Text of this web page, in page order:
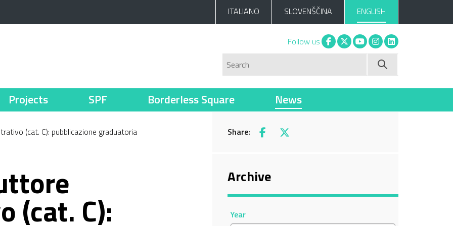
ITALIANO SLOVENŠČINA ENGLISH
Follow us Facebook
X You tubeInstagram
Linkedin
Projects SPF Borderless Square News
(cat. C): pubblicazione graduatoria Share: Facebook
X
(cat. C):
Archive
Year